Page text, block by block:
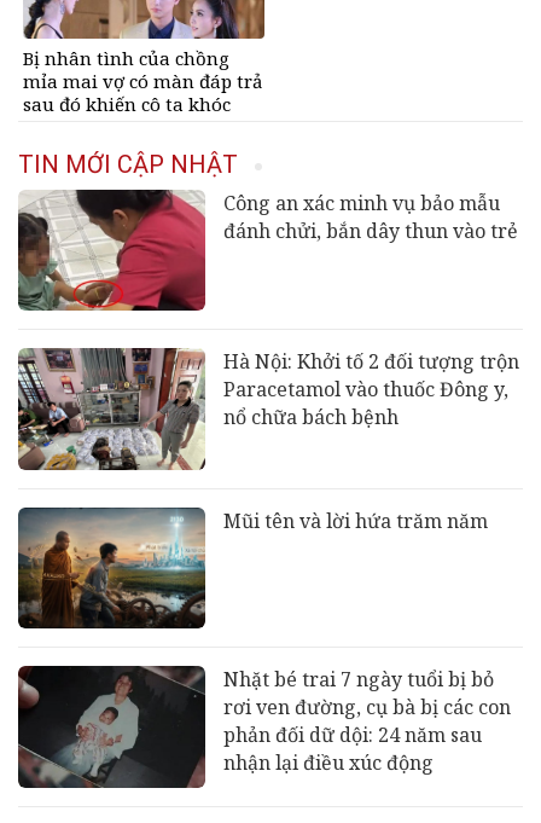
Bị nhân tình của chồng
mỉa mai vợ có màn đáp trả
sau đó khiến cô ta khóc
TIN MỚI CẬP NHẬT
Công an xác minh vụ bảo mẫu
đánh chửi, bắn dây thun vào trẻ
Hà Nội: Khởi tố 2 đối tượng trộn
Paracetamol vào thuốc Đông y,
nổ chữa bách bệnh
Mũi tên và lời hứa trăm năm
Nhặt bé trai 7 ngày tuổi bị bỏ
rơi ven đường, cụ bà bị các con
phản đối dữ dội: 24 năm sau
nhận lại điều xúc động